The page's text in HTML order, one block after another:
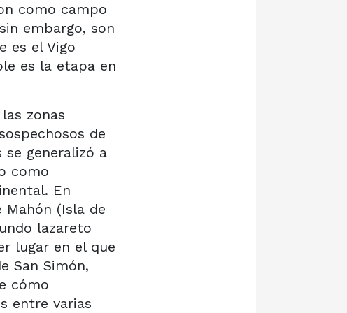
como campo
embargo, son
es el Vigo
es la etapa en
zonas
de
generalizó a
como
En
(Isla de
lazareto
lugar en el que
San Simón,
cómo
entre varias